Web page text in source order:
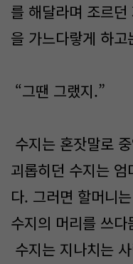
를 해달라며 조르
을 가느다랗게 하
“그땐 그랬지.”
수지는 혼잣말로
괴롭히던 수지는
다. 그러면 할머니
수지의 머리를 쓰다
수지는 지나치는